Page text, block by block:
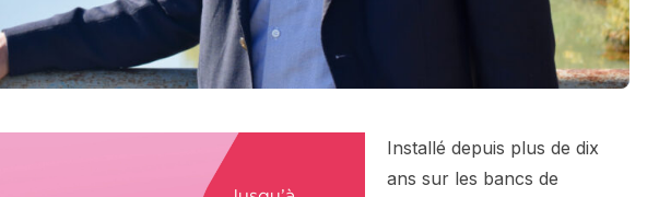
Installé depuis plus de dix
ans sur les bancs de